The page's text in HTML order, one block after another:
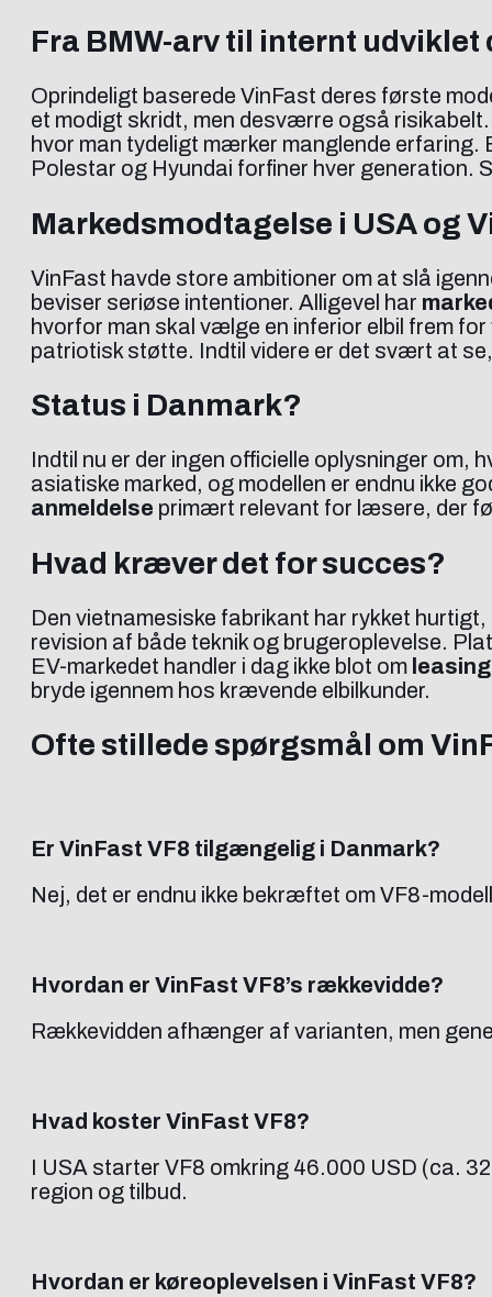
Fra BMW-arv til internt udviklet
Oprindeligt baserede VinFast deres første
et modigt skridt, men desværre også
hvor man tydeligt mærker manglende
Polestar og Hyundai forfiner hver generation.
Markedsmodtagelse i USA og
VinFast havde store ambitioner om at slå
beviser seriøse intentioner. Alligevel har
hvorfor man skal vælge en inferior elbil frem
patriotisk støtte. Indtil videre er det svært at
Status i Danmark?
Indtil nu er der ingen officielle oplysninger
asiatiske marked, og modellen er endnu ikke
anmeldelse primært relevant for læsere, der
Hvad kræver det for succes?
Den vietnamesiske fabrikant har rykket
revision af både teknik og brugeroplevelse.
EV-markedet handler i dag ikke blot om
bryde igennem hos krævende elbilkunder.
Ofte stillede spørgsmål om
Er VinFast VF8 tilgængelig i Danmark?
Nej, det er endnu ikke bekræftet om VF8-
Hvordan er VinFast VF8’s rækkevidde?
Rækkevidden afhænger af varianten, men
Hvad koster VinFast VF8?
I USA starter VF8 omkring 46.000 USD (ca.
region og tilbud.
Hvordan er køreoplevelsen i VinFast VF8?